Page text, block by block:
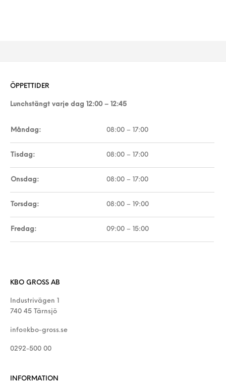
ÖPPETTIDER
Lunchstängt varje dag 12:00 – 12:45
Måndag: 08:00 – 17:00
Tisdag: 08:00 – 17:00
Onsdag: 08:00 – 17:00
Torsdag: 08:00 – 19:00
Fredag: 09:00 – 15:00
KBO GROSS AB
Industrivägen 1
740 45 Tärnsjö
info@kbo-gross.se
0292-500 00
INFORMATION